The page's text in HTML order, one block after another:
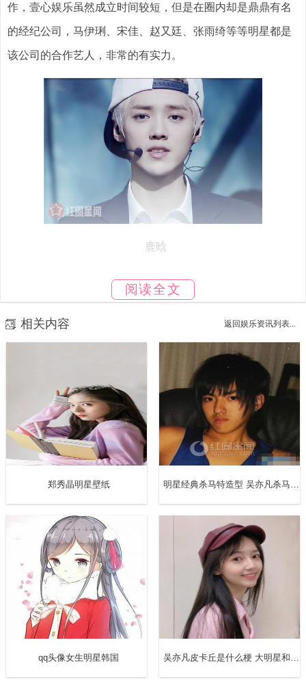
作，壹心娱乐虽然成立时间较短，但是在圈内却是鼎鼎有名
的经纪公司，马伊琍、宋佳、赵又廷、张雨绮等等明星都是
该公司的合作艺人，非常的有实力。
鹿晗
壹心娱乐和鹿晗当初签了三年的合同，三年里鹿晗的名气真
的是与日俱增，无论是综艺、电视还是电影，都创下了非常
高的收视率，因为壹心带来很多财富和收入，如今鹿晗离开
壹心肚子发展，我想最难过的应该属于壹心吧，不过不管怎
样，鹿晗不属于壹心，也不可能长久的留在这里，那么鹿晗
接下来的工作方面将会有哪些变化呢?
其实鹿晗工作室早就已经成立了，但是因为一些原因一直不
能独立运运营，现在鹿晗解约，那么就可以安心的为自己的
工作室服务了，所有的收入也将全部回归自己的钱包，而且
阅读全文
相关内容 返回娱乐资讯列表...
郑秀晶明星壁纸​​​​
qq头像女生明星韩国 吴亦凡皮卡丘是什么梗 大明星和小迷妹的爱情令人着迷